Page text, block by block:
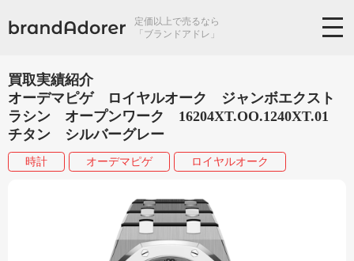
定価以上で売るなら
「ブランドアドレ」
買取実績紹介
オーデマピゲ ロイヤルオーク ジャンボエクスト
ラシン オープンワーク 16204XT.OO.1240XT.01
チタン シルバーグレー
時計 オーデマピゲ ロイヤルオーク